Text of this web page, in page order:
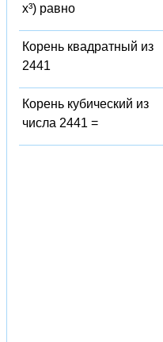
x³) равно
Корень квадратный из
2441
Корень кубический из
числа 2441 =